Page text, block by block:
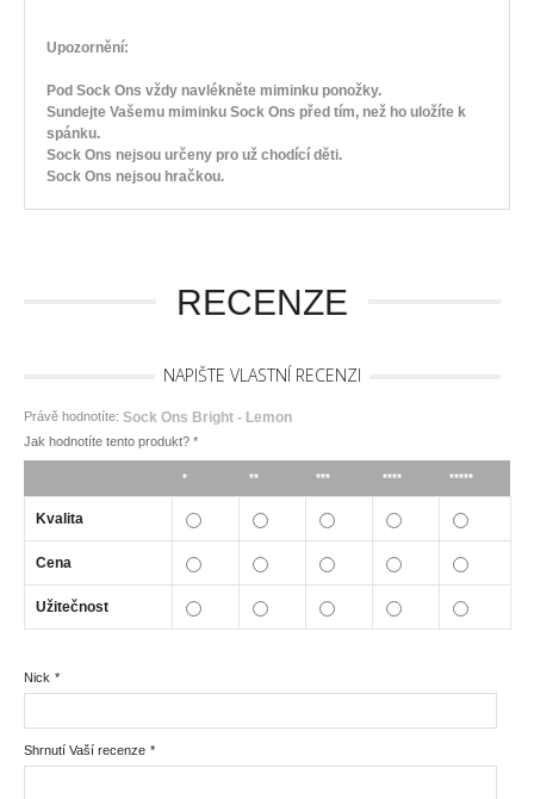
Upozornění:
Pod Sock Ons vždy navlékněte miminku ponožky.
Sundejte Vašemu miminku Sock Ons před tím, než ho uložíte k
spánku.
Sock Ons nejsou určeny pro už chodící děti.
Sock Ons nejsou hračkou.
RECENZE
NAPIŠTE VLASTNÍ RECENZI
Právě hodnotíte: Sock Ons Bright - Lemon
Jak hodnotíte tento produkt? *
* ** *** **** *****
Kvalita
Cena
Užitečnost
*
Nick
*
Shrnutí Vaší recenze